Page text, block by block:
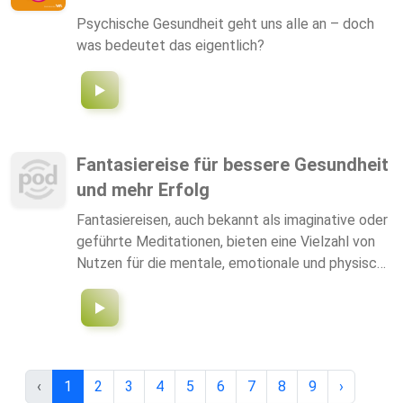
Das Programm auf einem Blick:
https://transportlogistic.de/de/messe/programm
https://transportlogistic.de/de/messe/tickets
Psychische Gesundheit geht uns alle an – doch
was bedeutet das eigentlich?
Fantasiereise für bessere Gesundheit
und mehr Erfolg
Fantasiereisen, auch bekannt als imaginative oder
geführte Meditationen, bieten eine Vielzahl von
Nutzen für die mentale, emotionale und physische
Gesundheit. Hier sind die Hauptvorteile: 1.
Stressreduktion Fantasiereisen fördern
Entspannung und helfen, Stress abzubauen. Sie
beruhigen das Nervensystem. 2. Verbesserung der
Konzentration Regelmäßige Fantasiereisen
‹ 1 2 3 4 5 6 7 8 9 ›